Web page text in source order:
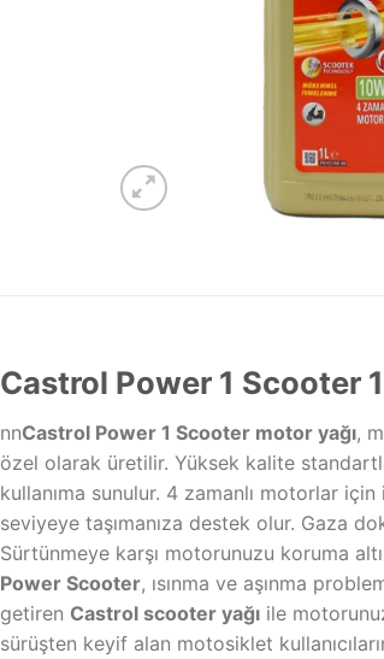
Castrol Power 1 Scooter
nnCastrol Power 1 Scooter motor yağı,
özel olarak üretilir. Yüksek kalite
kullanıma sunulur. 4 zamanlı motorlar
seviyeye taşımanıza destek olur. Gaza
Sürtünmeye karşı motorunuzu koruma
Power Scooter, ısınma ve aşınma
getiren Castrol scooter yağı ile
sürüşten keyif alan motosiklet